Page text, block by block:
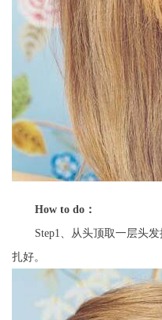
How to do：
Step1、从头顶取一层头
扎好。